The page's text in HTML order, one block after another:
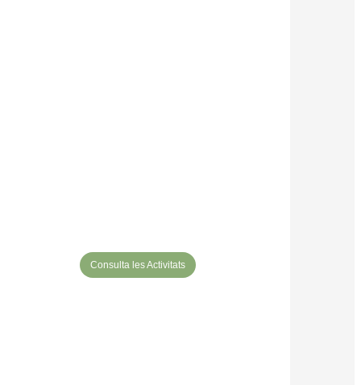
Consulta les Activitats